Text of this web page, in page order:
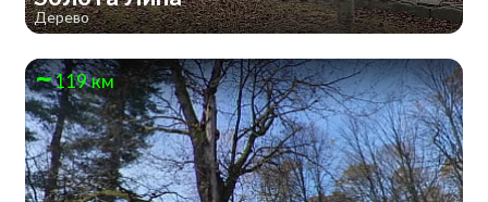
Дерево
119 км